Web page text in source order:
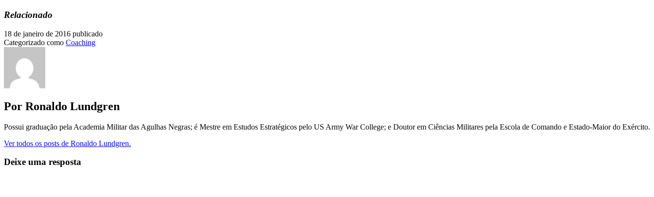
Relacionado
18 de janeiro de 2016 publicado
Categorizado como Coaching
Por Ronaldo Lundgren
Possui graduação pela Academia Militar das Agulhas Negras; é Mestre em Estudos Estratégicos pelo US Army War College; e Doutor em Ciências Militares pela Escola de Comando e Estado-Maior do Exército.
Ver todos os posts de Ronaldo Lundgren.
Deixe uma resposta